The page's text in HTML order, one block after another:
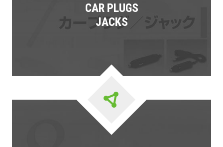
CAR PLUGS
JACKS